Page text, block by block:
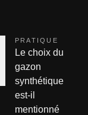
PRATIQUE
Le choix du
gazon
synthétique
est-il
mentionné